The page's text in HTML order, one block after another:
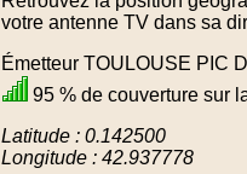
votre antenne TV dans sa
Émetteur TOULOUSE PIC
95 % de couverture sur
Latitude : 0.142500
Longitude : 42.937778